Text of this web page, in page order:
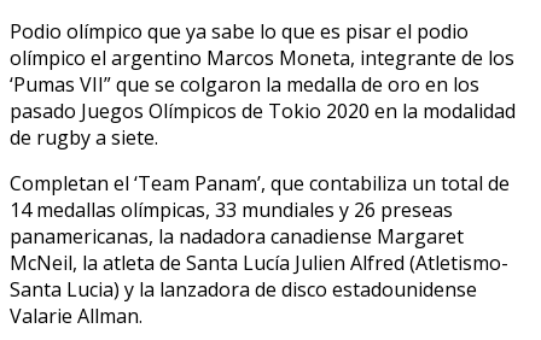
Podio olímpico que ya sabe lo que es pisar el podio
olímpico el argentino Marcos Moneta, integrante de los
‘Pumas VII” que se colgaron la medalla de oro en los
pasado Juegos Olímpicos de Tokio 2020 en la modalidad
de rugby a siete.
Completan el ‘Team Panam’, que contabiliza un total de
14 medallas olímpicas, 33 mundiales y 26 preseas
panamericanas, la nadadora canadiense Margaret
McNeil, la atleta de Santa Lucía Julien Alfred (Atletismo-
Santa Lucia) y la lanzadora de disco estadounidense
Valarie Allman.